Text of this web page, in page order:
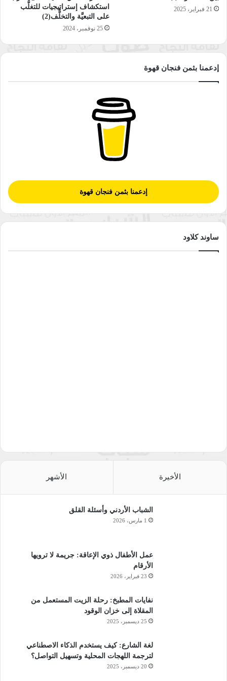
21 فبراير، 2025
استكشاف إستراتيجيات للتغلُّب
على التبعيَّة والتخلُّف(2)
25 نوفمبر، 2024
إدعمنا بثمن فنجان قهوة
إدعمنا بثمن فنجان قهوة
ساوند كلاود
الأخيرة الأشهر
الشباب الأردني وأسئلة القلق
1 مارس، 2026
عمل الأطفال ذوي الإعاقة: جريمة لا ترويها
الأرقام
23 فبراير، 2026
نفايات المطبخ: رحلة الزيت المستعمل من
المقلاة إلى خزان الوقود
25 ديسمبر، 2025
لغة الشارع: كيف يستخدم الذكاء الاصطناعي
لترجمة اللهجات المحلية وتسهيل التواصل؟
20 ديسمبر، 2025